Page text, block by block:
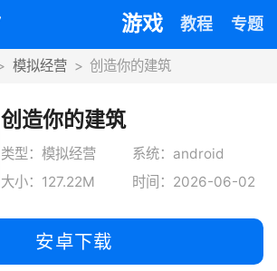
游戏 教程 专题
模拟经营 创造你的建筑
创造你的建筑
类型：模拟经营
系统：android
大小：127.22M
时间：2026-06-02
安卓下载